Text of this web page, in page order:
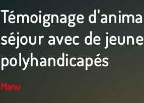
Témoignage
séjour avec de
polyhandicapés
Manu